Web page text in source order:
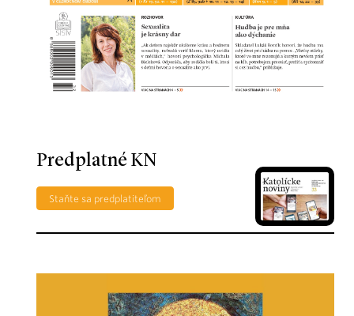
Predplatné KN
Staňte sa predplatiteľom